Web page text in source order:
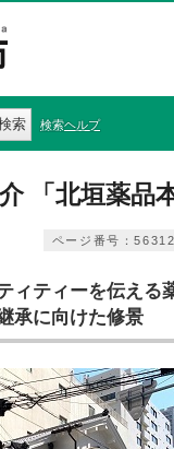
索 検索ヘルプ
「北垣薬品
ページ番号：
ィティーを伝える
承に向けた修景